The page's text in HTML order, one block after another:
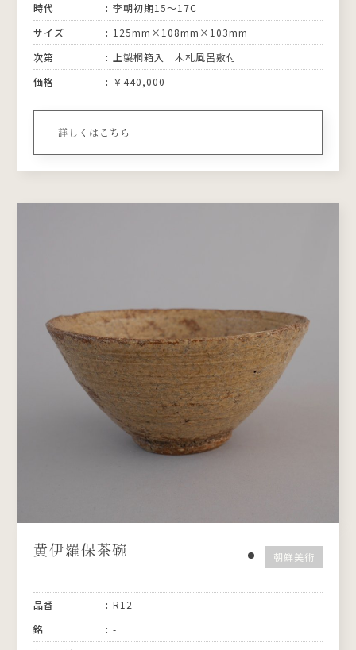
時代
李朝初期15〜17C
サイズ
125mm×108mm×103mm
次第
上製桐箱入 木札風呂敷付
価格
￥440,000
詳しくはこちら
黄伊羅保茶碗 朝鮮美術
品番
R12
銘
-